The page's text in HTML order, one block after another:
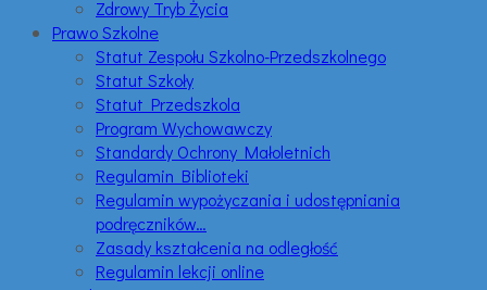
Zdrowy Tryb Życia
Prawo Szkolne
Statut Zespołu Szkolno-Przedszkolnego
Statut Szkoły
Statut Przedszkola
Program Wychowawczy
Standardy Ochrony Małoletnich
Regulamin Biblioteki
Regulamin wypożyczania i udostępniania
podręczników…
Zasady kształcenia na odległość
Regulamin lekcji online